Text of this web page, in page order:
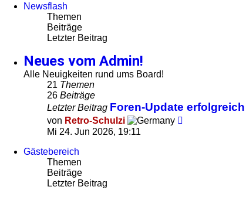
Newsflash
Themen
Beiträge
Letzter Beitrag
Neues vom Admin!
Alle Neuigkeiten rund ums Board!
21 Themen
26 Beiträge
Letzter Beitrag Foren-Update
von Retro-Schulzi
Mi 24. Jun 2026, 19:11
Gästebereich
Themen
Beiträge
Letzter Beitrag